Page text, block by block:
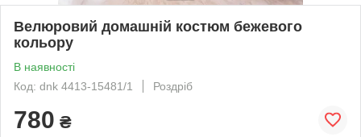
Велюровий домашній костюм бежевого
кольору
В наявності
Код: dnk 4413-15481/1
Роздріб
780 ₴